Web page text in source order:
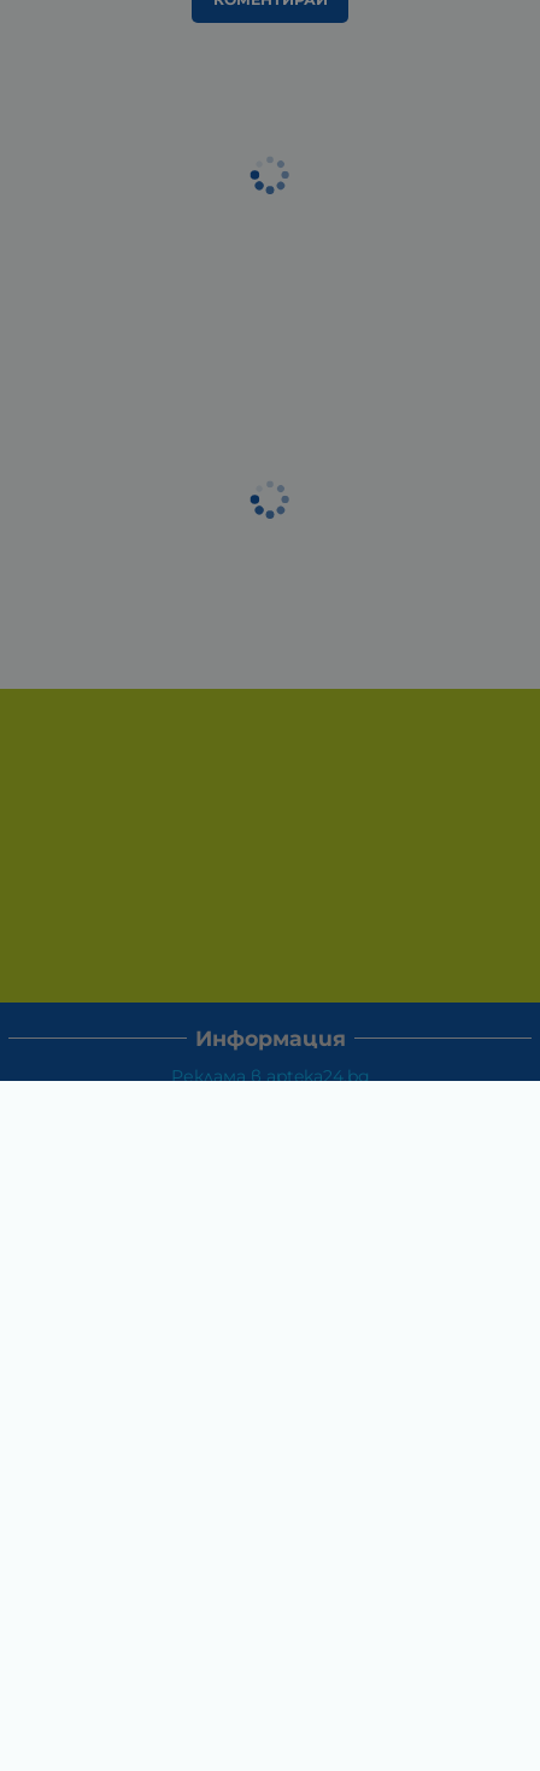
Информация
Реклама в apteka24.bg